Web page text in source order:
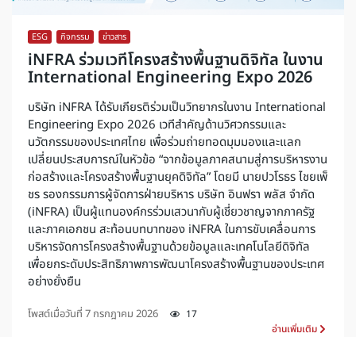
ESG กิจกรรม ข่าวสาร
iNFRA ร่วมเวทีโครงสร้างพื้นฐานดิจิทัล ในงาน
International Engineering Expo 2026
บริษัท iNFRA ได้รับเกียรติร่วมเป็นวิทยากรในงาน International
Engineering Expo 2026 เวทีสำคัญด้านวิศวกรรมและ
นวัตกรรมของประเทศไทย เพื่อร่วมถ่ายทอดมุมมองและแลก
เปลี่ยนประสบการณ์ในหัวข้อ “จากข้อมูลภาคสนามสู่การบริหารงาน
ก่อสร้างและโครงสร้างพื้นฐานยุคดิจิทัล” โดยมี นายปวโรธร ไชยเพ็
ชร รองกรรมการผู้จัดการฝ่ายบริหาร บริษัท อินฟรา พลัส จำกัด
(iNFRA) เป็นผู้แทนองค์กรร่วมเสวนากับผู้เชี่ยวชาญจากภาครัฐ
และภาคเอกชน สะท้อนบทบาทของ iNFRA ในการขับเคลื่อนการ
บริหารจัดการโครงสร้างพื้นฐานด้วยข้อมูลและเทคโนโลยีดิจิทัล
เพื่อยกระดับประสิทธิภาพการพัฒนาโครงสร้างพื้นฐานของประเทศ
อย่างยั่งยืน
โพสต์เมื่อวันที่ 7 กรกฎาคม 2026
17
อ่านเพิ่มเติม